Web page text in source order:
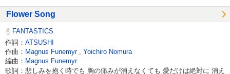
Flower Song
FANTASTICS
作詞： ATSUSHI
作曲： Magnus Funemyr
Yoichiro Nomura
編曲： Magnus Funemyr
歌詞：悲しみを抱く時でも 胸の痛みが消えなくても 愛だけは絶対に 消え